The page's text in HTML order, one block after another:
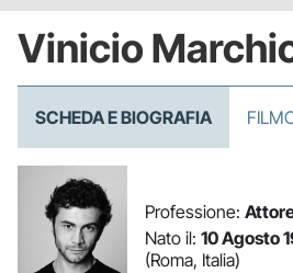
Vinicio
SCHEDA E BIOGRAFIA
Professione:
Nato il: 10 Agosto
(Roma, Italia)